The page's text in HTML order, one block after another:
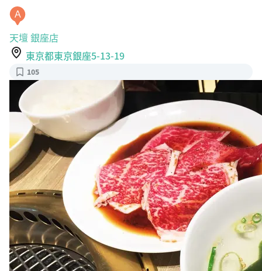
A
天壇 銀座店
東京都東京銀座5-13-19
105